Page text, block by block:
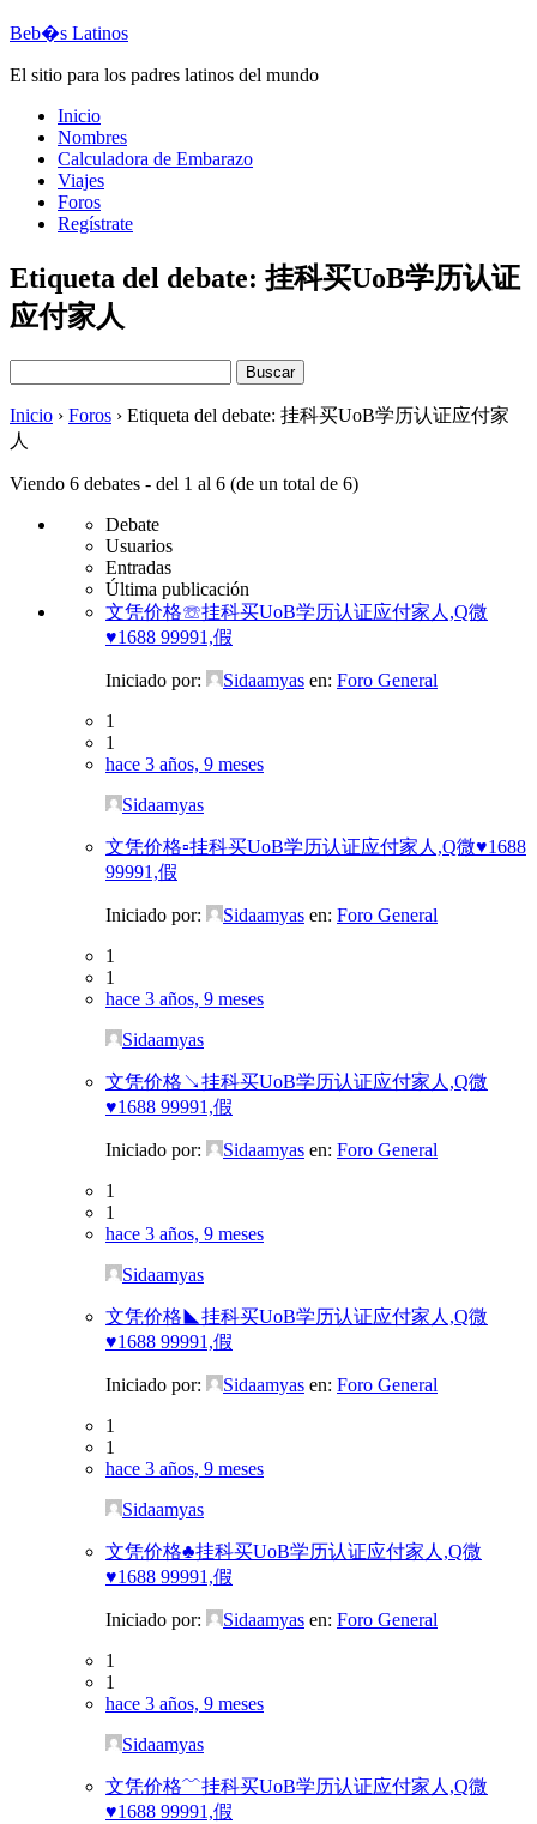
Beb�s Latinos
El sitio para los padres latinos del mundo
Inicio
Nombres
Calculadora de Embarazo
Viajes
Foros
Regístrate
Etiqueta del debate: 挂科买UoB学历认证
应付家人
Inicio › Foros › Etiqueta del debate: 挂科买UoB学历认证应付家
人
Viendo 6 debates - del 1 al 6 (de un total de 6)
Debate
Usuarios
Entradas
Última publicación
文凭价格☏挂科买UoB学历认证应付家人,Q微
♥1688 99991,假
Iniciado por: Sidaamyas en: Foro General
1
1
hace 3 años, 9 meses
Sidaamyas
文凭价格▫挂科买UoB学历认证应付家人,Q微♥1688
99991,假
Iniciado por: Sidaamyas en: Foro General
1
1
hace 3 años, 9 meses
Sidaamyas
文凭价格↘挂科买UoB学历认证应付家人,Q微
♥1688 99991,假
Iniciado por: Sidaamyas en: Foro General
1
1
hace 3 años, 9 meses
Sidaamyas
文凭价格◣挂科买UoB学历认证应付家人,Q微
♥1688 99991,假
Iniciado por: Sidaamyas en: Foro General
1
1
hace 3 años, 9 meses
Sidaamyas
文凭价格♣挂科买UoB学历认证应付家人,Q微
♥1688 99991,假
Iniciado por: Sidaamyas en: Foro General
1
1
hace 3 años, 9 meses
Sidaamyas
文凭价格﹌挂科买UoB学历认证应付家人,Q微
♥1688 99991,假